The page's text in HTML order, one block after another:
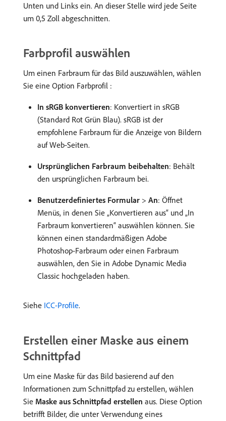
Unten und Links ein. An dieser Stelle wird jede Seite
um 0,5 Zoll abgeschnitten.
Farbprofil auswählen
Um einen Farbraum für das Bild auszuwählen, wählen
Sie eine Option Farbprofil :
In sRGB konvertieren: Konvertiert in sRGB
(Standard Rot Grün Blau). sRGB ist der
empfohlene Farbraum für die Anzeige von Bildern
auf Web-Seiten.
Ursprünglichen Farbraum beibehalten: Behält
den ursprünglichen Farbraum bei.
Benutzerdefiniertes Formular > An: Öffnet
Menüs, in denen Sie „Konvertieren aus“ und „In
Farbraum konvertieren“ auswählen können. Sie
können einen standardmäßigen Adobe
Photoshop-Farbraum oder einen Farbraum
auswählen, den Sie in Adobe Dynamic Media
Classic hochgeladen haben.
Siehe ICC-Profile.
Erstellen einer Maske aus einem
Schnittpfad
Um eine Maske für das Bild basierend auf den
Informationen zum Schnittpfad zu erstellen, wählen
Sie Maske aus Schnittpfad erstellen aus. Diese Option
betrifft Bilder, die unter Verwendung eines